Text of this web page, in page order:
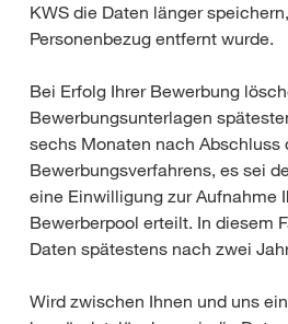
KWS die Daten länger
Personenbezug entfernt wurde.
Bei Erfolg Ihrer Bewerbung
Bewerbungsunterlagen
sechs Monaten nach Abschluss
Bewerbungsverfahrens, es sei
eine Einwilligung zur Aufnahme
Bewerberpool erteilt. In diesem
Daten spätestens nach zwei
Wird zwischen Ihnen und uns